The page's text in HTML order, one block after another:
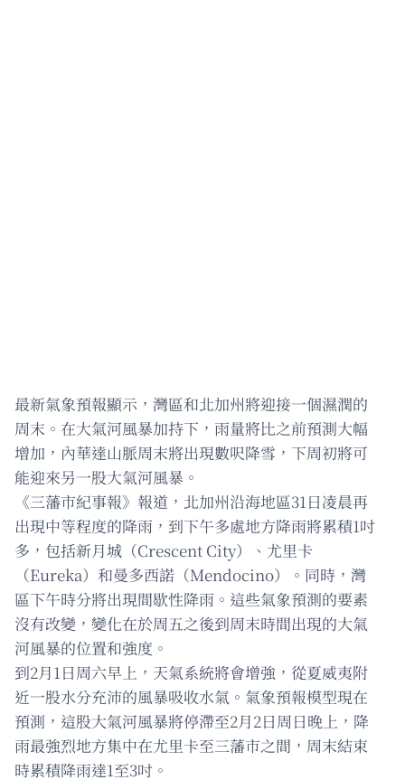
最新氣象預報顯示，灣區和北加州將迎接一個濕潤的
周末。在大氣河風暴加持下，雨量將比之前預測大幅
增加，內華達山脈周末將出現數呎降雪，下周初將可
能迎來另一股大氣河風暴。
《三藩市紀事報》報道，北加州沿海地區31日凌晨再
出現中等程度的降雨，到下午多處地方降雨將累積1吋
多，包括新月城（Crescent City）、尤里卡
（Eureka）和曼多西諾（Mendocino）。同時，灣
區下午時分將出現間歇性降雨。這些氣象預測的要素
沒有改變，變化在於周五之後到周末時間出現的大氣
河風暴的位置和強度。
到2月1日周六早上，天氣系統將會增強，從夏威夷附
近一股水分充沛的風暴吸收水氣。氣象預報模型現在
預測，這股大氣河風暴將停滯至2月2日周日晚上，降
雨最強烈地方集中在尤里卡至三藩市之間，周末結束
時累積降雨達1至3吋。